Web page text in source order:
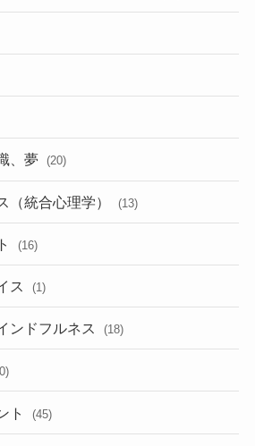
、夢 (20)
（統合心理学） (13)
(16)
ス (1)
ンドフルネス (18)
ト (45)